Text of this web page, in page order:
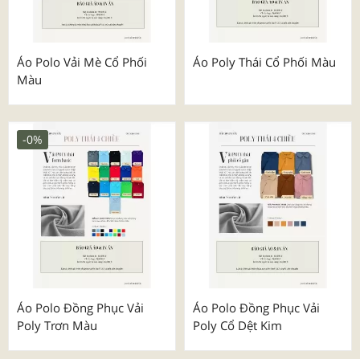
Áo Polo Vải Mè Cổ Phối
Màu
Áo Poly Thái Cổ Phối Màu
Áo Polo Đồng Phục Vải
Poly Trơn Màu
-0%
Áo Polo Đồng Phục Vải
Poly Cổ Dệt Kim